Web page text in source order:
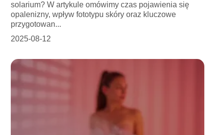
solarium? W artykule omówimy czas pojawienia się
opalenizny, wpływ fototypu skóry oraz kluczowe
przygotowan...
2025-08-12